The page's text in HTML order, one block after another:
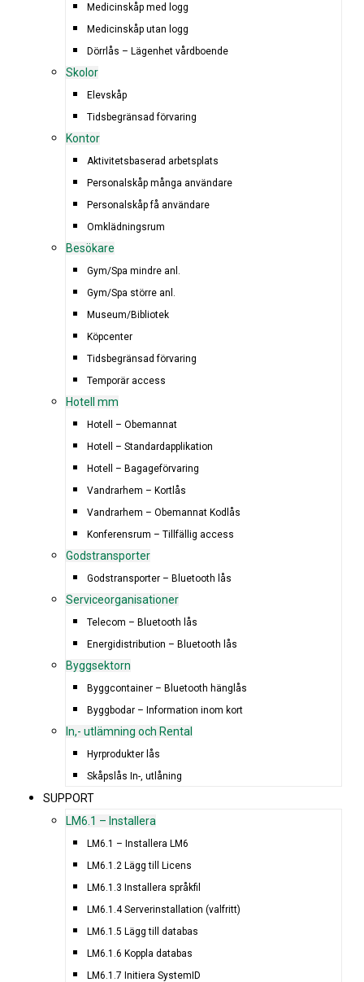
Medicinskåp med logg
Medicinskåp utan logg
Dörrlås – Lägenhet vårdboende
Skolor
Elevskåp
Tidsbegränsad förvaring
Kontor
Aktivitetsbaserad arbetsplats
Personalskåp många användare
Personalskåp få användare
Omklädningsrum
Besökare
Gym/Spa mindre anl.
Gym/Spa större anl.
Museum/Bibliotek
Köpcenter
Tidsbegränsad förvaring
Temporär access
Hotell mm
Hotell – Obemannat
Hotell – Standardapplikation
Hotell – Bagageförvaring
Vandrarhem – Kortlås
Vandrarhem – Obemannat Kodlås
Konferensrum – Tillfällig access
Godstransporter
Godstransporter – Bluetooth lås
Serviceorganisationer
Telecom – Bluetooth lås
Energidistribution – Bluetooth lås
Byggsektorn
Byggcontainer – Bluetooth hänglås
Byggbodar – Information inom kort
In,- utlämning och Rental
Hyrprodukter lås
Skåpslås In-, utlåning
SUPPORT
LM6.1 – Installera
LM6.1 – Installera LM6
LM6.1.2 Lägg till Licens
LM6.1.3 Installera språkfil
LM6.1.4 Serverinstallation (valfritt)
LM6.1.5 Lägg till databas
LM6.1.6 Koppla databas
LM6.1.7 Initiera SystemID